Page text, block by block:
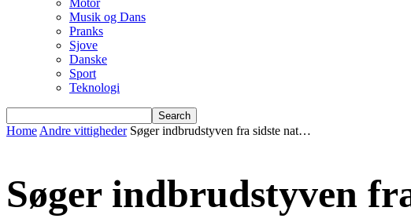
Motor
Musik og Dans
Pranks
Sjove
Danske
Sport
Teknologi
Home Andre vittigheder Søger indbrudstyven fra sidste nat…
Søger indbrudstyven